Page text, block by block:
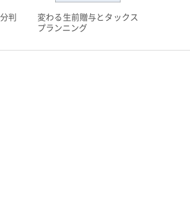
判
変わる生前贈与とタックス
プランニング
デジ